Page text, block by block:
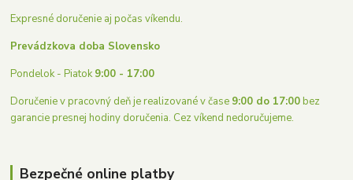
Expresné doručenie aj počas víkendu.
Prevádzkova doba Slovensko
Pondelok - Piatok9:00 - 17:00
Doručenie v pracovný deň je realizované v čase 9:00 do 17:00bez
garancie presnej hodiny doručenia. Cez víkend nedoručujeme.
Bezpečné online platby